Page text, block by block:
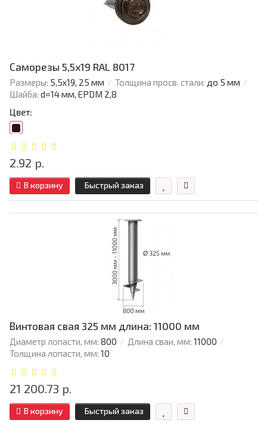
Саморезы 5,5х19 RAL 8017
Размеры: 5,5х19, 25 мм Толщина просв. стали: до 5 мм
Шайба: d=14 мм, EPDM 2,8
Цвет:
2.92 р.
В корзину Быстрый заказ
Винтовая свая 325 мм длина: 11000 мм
Диаметр лопасти, мм: 800 Длина сваи, мм: 11000
Толщина лопасти, мм: 10
21 200.73 р.
В корзину Быстрый заказ